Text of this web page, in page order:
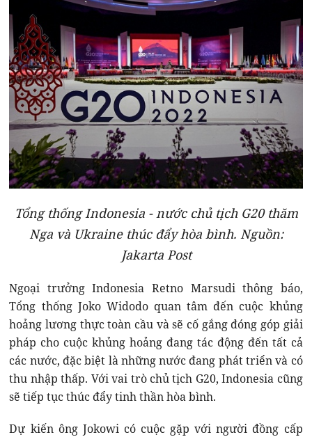
Tổng thống Indonesia - nước chủ tịch G20 thăm
Nga và Ukraine thúc đẩy hòa bình. Nguồn:
Jakarta Post
Ngoại trưởng Indonesia Retno Marsudi thông báo,
Tổng thống Joko Widodo quan tâm đến cuộc khủng
hoảng lương thực toàn cầu và sẽ cố gắng đóng góp giải
pháp cho cuộc khủng hoảng đang tác động đến tất cả
các nước, đặc biệt là những nước đang phát triển và có
thu nhập thấp. Với vai trò chủ tịch G20, Indonesia cũng
sẽ tiếp tục thúc đẩy tinh thần hòa bình.
Dự kiến ông Jokowi có cuộc gặp với người đồng cấp